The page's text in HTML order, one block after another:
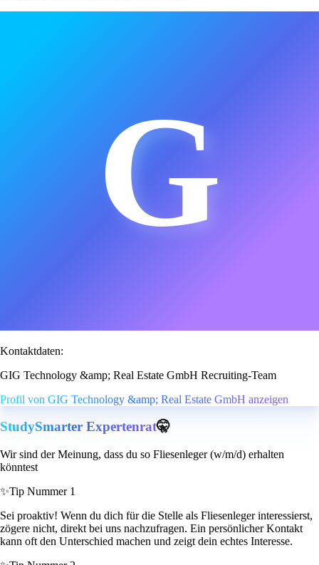
G
Kontaktdaten:
GIG Technology &amp; Real Estate GmbH Recruiting-Team
Profil von GIG Technology &amp; Real Estate GmbH anzeigen
StudySmarter Expertenrat🤫
Wir sind der Meinung, dass du so Fliesenleger (w/m/d) erhalten
könntest
✨Tip Nummer 1
Sei proaktiv! Wenn du dich für die Stelle als Fliesenleger interessierst,
zögere nicht, direkt bei uns nachzufragen. Ein persönlicher Kontakt
kann oft den Unterschied machen und zeigt dein echtes Interesse.